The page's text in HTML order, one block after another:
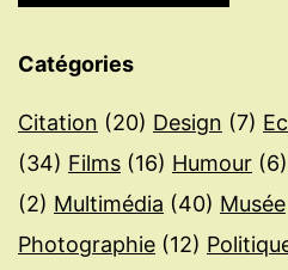
Catégories
Citation (20) Design (7)
(34) Films (16) Humour (6)
(2) Multimédia (40) Musée
Photographie (12)